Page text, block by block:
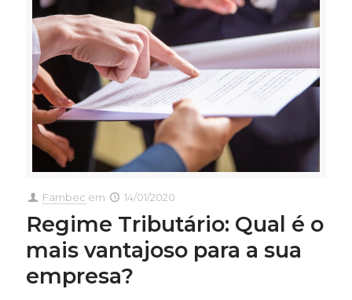
Fambec em 14/01/2020
Regime Tributário: Qual é o
mais vantajoso para a sua
empresa?